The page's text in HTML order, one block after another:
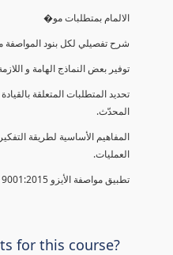
الالمام بمتطلبات مو�
شرح تفصيلي لكل بنود المواصفة
توفير بعض النماذج الهامة و
تحديد المتطلبات المتعلقة
المحدّث.
المفاهيم الأساسية لطريقة
العمليات.
تطبيق مواصفة الأيزو 9001:2015 بفعالية.
for this course?